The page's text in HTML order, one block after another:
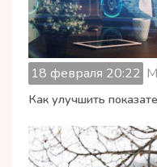
18 февраля 20:22
Как улучшить